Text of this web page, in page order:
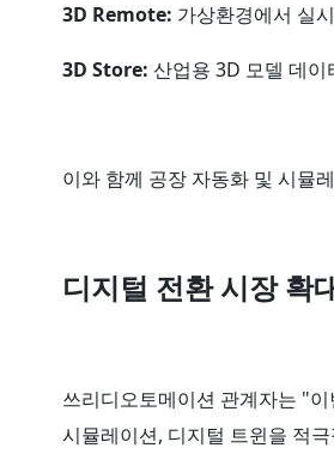
3D Remote: 가상환경에서 실
3D Store: 산업용 3D 모델 데이
이와 함께 공장 자동화 및 시뮬
디지털 전환 시장 확
쓰리디오토메이션 관계자는 "
시뮬레이션, 디지털 트윈을 적